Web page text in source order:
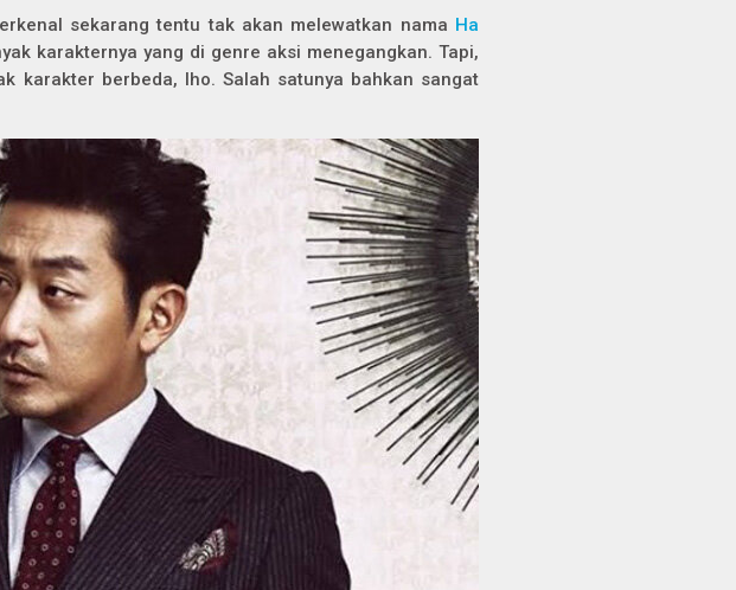
sekarang tentu tak akan melewatkan nama Ha
karakternya yang di genre aksi menegangkan. Tapi,
karakter berbeda, lho. Salah satunya bahkan sangat